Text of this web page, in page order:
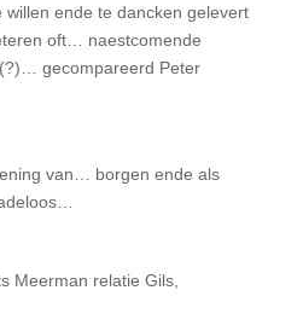
ende te dancken gelevert
oft… naestcomende
gecompareerd Peter
van… borgen ende als
Meerman relatie Gils,